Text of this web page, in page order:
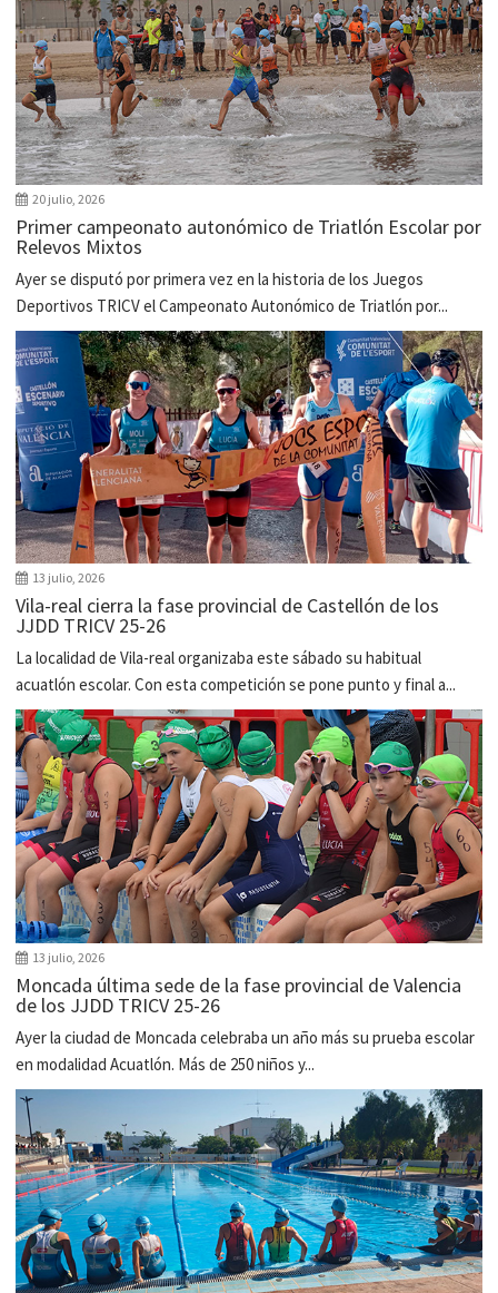
20 julio, 2026
Primer campeonato autonómico de Triatlón Escolar por
Relevos Mixtos
Ayer se disputó por primera vez en la historia de los Juegos
Deportivos TRICV el Campeonato Autonómico de Triatlón por...
13 julio, 2026
Vila-real cierra la fase provincial de Castellón de los
JJDD TRICV 25-26
La localidad de Vila-real organizaba este sábado su habitual
acuatlón escolar. Con esta competición se pone punto y final a...
13 julio, 2026
Moncada última sede de la fase provincial de Valencia
de los JJDD TRICV 25-26
Ayer la ciudad de Moncada celebraba un año más su prueba escolar
en modalidad Acuatlón. Más de 250 niños y...